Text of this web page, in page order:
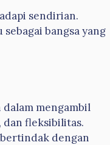
sendirian.
bangsa yang
mengambil
dan fleksibilitas.
dengan